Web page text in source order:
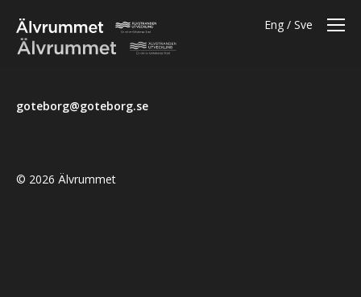
Eng Sve
goteborg@goteborg.se
© 2026 Älvrummet